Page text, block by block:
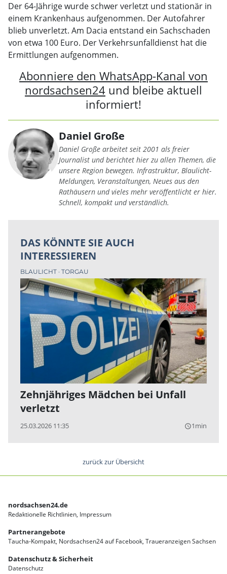
Der 64-Jährige wurde schwer verletzt und stationär in
einem Krankenhaus aufgenommen. Der Autofahrer
blieb unverletzt. Am Dacia entstand ein Sachschaden
von etwa 100 Euro. Der Verkehrsunfalldienst hat die
Ermittlungen aufgenommen.
Abonniere den WhatsApp-Kanal von
nordsachsen24 und bleibe aktuell
informiert!
Daniel Große
Daniel Große arbeitet seit 2001 als freier
Journalist und berichtet hier zu allen Themen, die
unsere Region bewegen. Infrastruktur, Blaulicht-
Meldungen, Veranstaltungen, Neues aus den
Rathäusern und vieles mehr veröffentlicht er hier.
Schnell, kompakt und verständlich.
DAS KÖNNTE SIE AUCH
INTERESSIEREN
BLAULICHT TORGAU
Zehnjähriges Mädchen bei Unfall
verletzt
25.03.2026 11:35 query_builder1min
zurück zur Übersicht
nordsachsen24.de
Redaktionelle Richtlinien Impressum
Partnerangebote
Taucha-Kompakt Nordsachsen24 auf Facebook Traueranzeigen Sachsen
Datenschutz & Sicherheit
Datenschutz